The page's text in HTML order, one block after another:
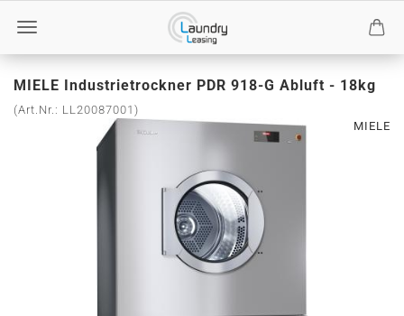
MIELE Industrietrockner PDR 918-G Abluft - 18kg
(Art.Nr.: LL20087001 )
MIELE